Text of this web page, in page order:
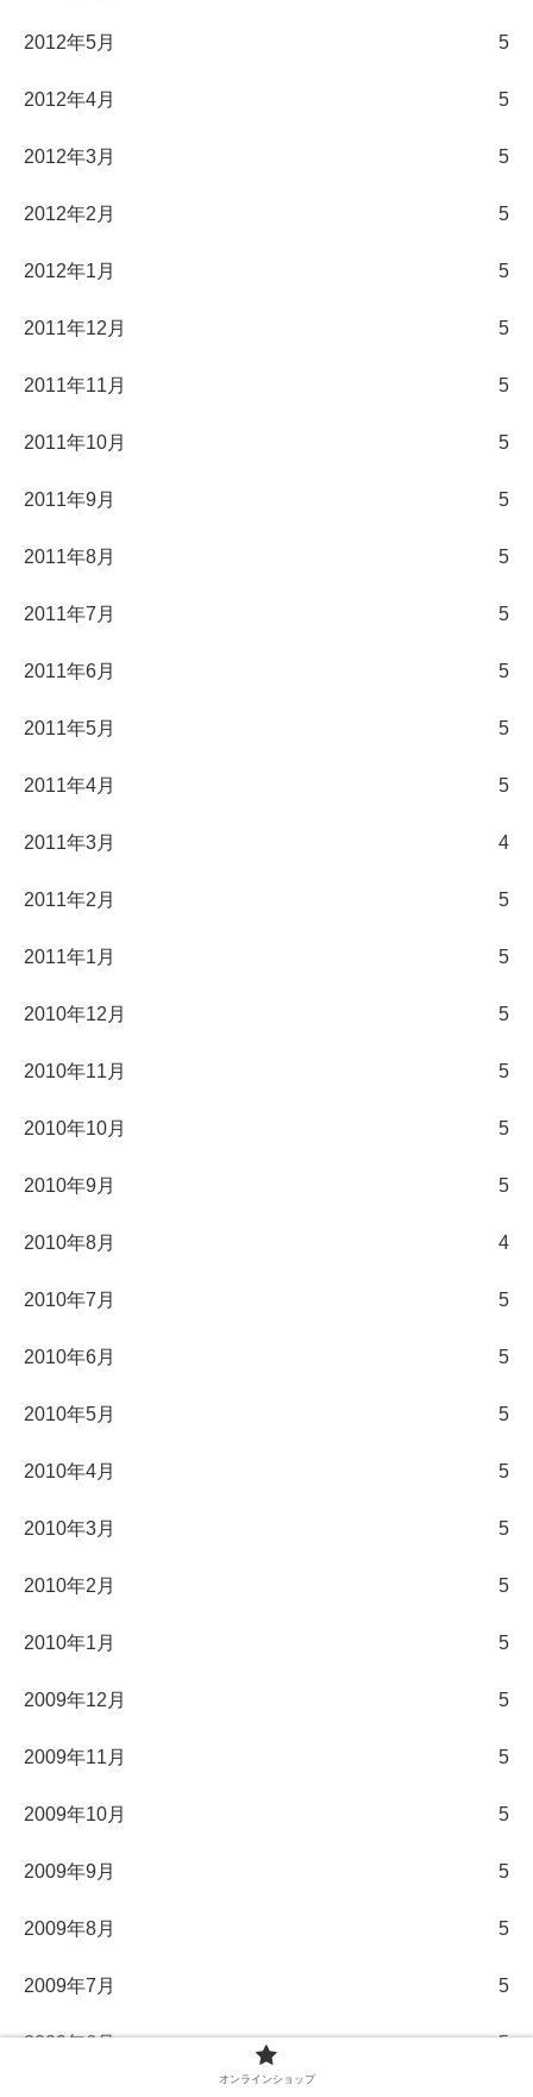
2012年5月 5
2012年4月 5
2012年3月 5
2012年2月 5
2012年1月 5
2011年12月 5
2011年11月 5
2011年10月 5
2011年9月 5
2011年8月 5
2011年7月 5
2011年6月 5
2011年5月 5
2011年4月 5
2011年3月 4
2011年2月 5
2011年1月 5
2010年12月 5
2010年11月 5
2010年10月 5
2010年9月 5
2010年8月 4
2010年7月 5
2010年6月 5
2010年5月 5
2010年4月 5
2010年3月 5
2010年2月 5
2010年1月 5
2009年12月 5
2009年11月 5
2009年10月 5
2009年9月 5
2009年8月 5
2009年7月 5
2009年6月 5
オンラインショップ